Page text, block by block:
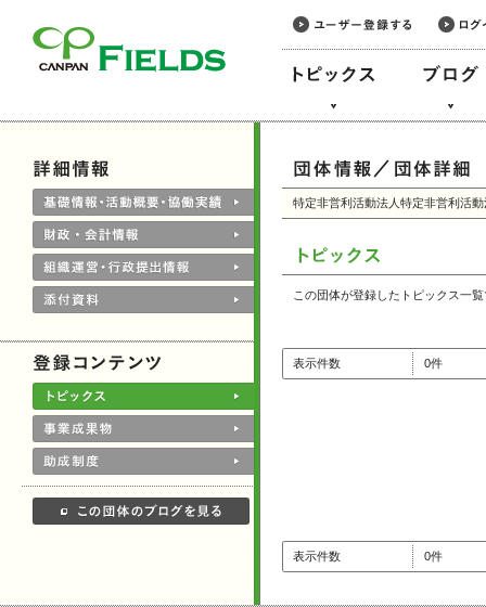
特定非営利活動法人特定非営利活
この団体が登録したトピックス一
表示件数 0件
表示件数 0件